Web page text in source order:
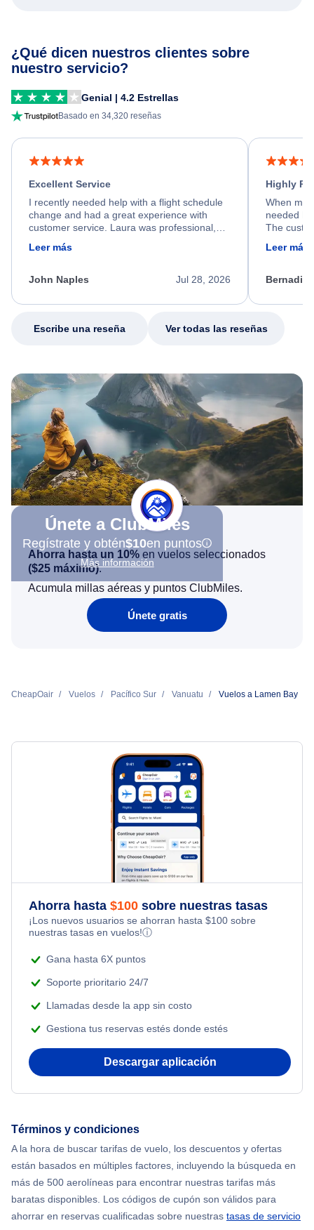
¿Qué dicen nuestros clientes sobre
nuestro servicio?
Genial | 4.2 Estrellas
Basado en 34,320 reseñas
Excellent Service
I recently needed help with a flight schedule
change and had a great experience with
customer service. Laura was professional,
friendly, and very helpful throughout the
process. She quickly found a solution and
appreciate her excellent service.
Leer más
Jul 28, 2026
John Naples
Highly
When my
needed
The
calm,
my issue.
Leer más
Escribe una reseña Ver todas las reseñas
Únete a ClubMiles
Regístrate y obtén$10en puntos
Más información
Ahorra hasta un 10% en vuelos seleccionados
($25 máximo).
Acumula millas aéreas y puntos ClubMiles.
Únete gratis
CheapOair Vuelos Pacífico Sur Vanuatu Vuelos a Lamen Bay
Ahorra hasta $100 sobre nuestras tasas
¡Los nuevos usuarios se ahorran hasta $100 sobre
nuestras tasas en vuelos!ⓘ
Gana hasta 6X puntos
Soporte prioritario 24/7
Llamadas desde la app sin costo
Gestiona tus reservas estés donde estés
Descargar aplicación
Términos y condiciones
A la hora de buscar tarifas de vuelo, los descuentos y ofertas
están basados en múltiples factores, incluyendo la búsqueda en
más de 500 aerolíneas para encontrar nuestras tarifas más
baratas disponibles. Los códigos de cupón son válidos para
ahorrar en reservas cualificadas sobre nuestras tasas de servicio